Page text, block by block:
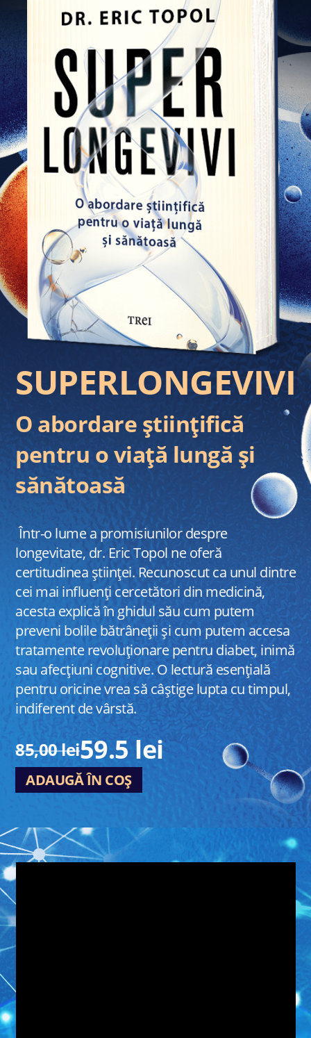
SUPERLONGEVIVI
O abordare științifică
pentru o viață lungă și
sănătoasă
Într-o lume a promisiunilor despre
longevitate, dr. Eric Topol ne oferă
certitudinea științei. Recunoscut ca unul dintre
cei mai influenți cercetători din medicină,
acesta explică în ghidul său cum putem
preveni bolile bătrâneții și cum putem accesa
tratamente revoluționare pentru diabet, inimă
sau afecțiuni cognitive. O lectură esențială
pentru oricine vrea să câștige lupta cu timpul,
indiferent de vârstă.
85,00 lei59.5 lei
ADAUGĂ ÎN COȘ